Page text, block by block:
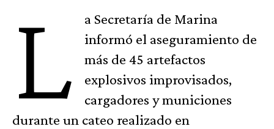
L
a Secretaría de Marina
informó el aseguramiento de
más de 45 artefactos
explosivos improvisados,
cargadores y municiones
durante un cateo realizado en